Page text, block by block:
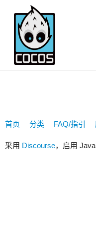
heyu960812
首页 分类 FAQ/指引
采用 Discourse，启用